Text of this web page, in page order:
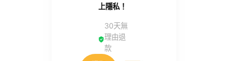
上隱私！
30天無
理由退
款